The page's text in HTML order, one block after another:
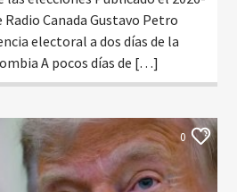
Radio Canada Gustavo Petro
electoral a dos días de la
A pocos días de […]
0